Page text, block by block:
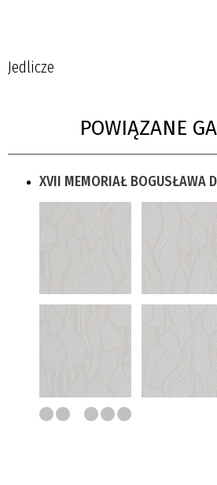
Jedlicze
POWIĄZANE
XVII MEMORIAŁ BOGUSŁAWA